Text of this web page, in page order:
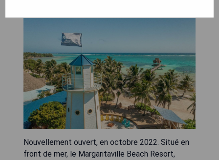
Nouvellement ouvert, en octobre 2022. Situé en
front de mer, le Margaritaville Beach Resort,